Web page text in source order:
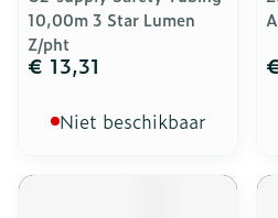
10,00m 3 Star Lumen
Z/pht
€ 13,31
Niet beschikbaar